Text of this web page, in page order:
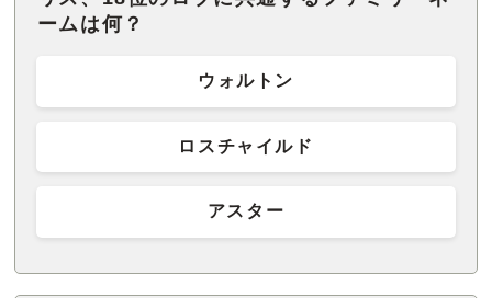
ームは何？
ウォルトン
ロスチャイルド
アスター